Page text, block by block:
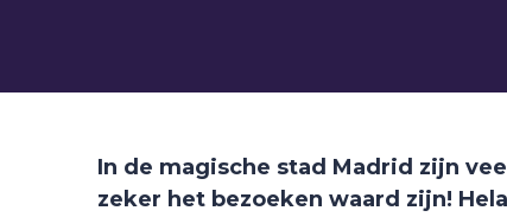
In de magische stad Madrid zijn
zeker het bezoeken waard zijn!